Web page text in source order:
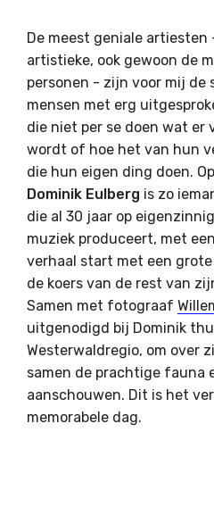
De meest geniale artiesten
artistieke, ook gewoon de
personen - zijn voor mij de
mensen met erg
die niet per se doen wat er
wordt of hoe het van hun
die hun eigen ding doen.
Dominik Eulberg is zo
die al 30 jaar op
muziek produceert, met
verhaal start met een
de koers van de rest van
Samen met fotograaf
uitgenodigd bij Dominik
Westerwaldregio, om over
samen de prachtige fauna
aanschouwen. Dit is het
memorabele dag.